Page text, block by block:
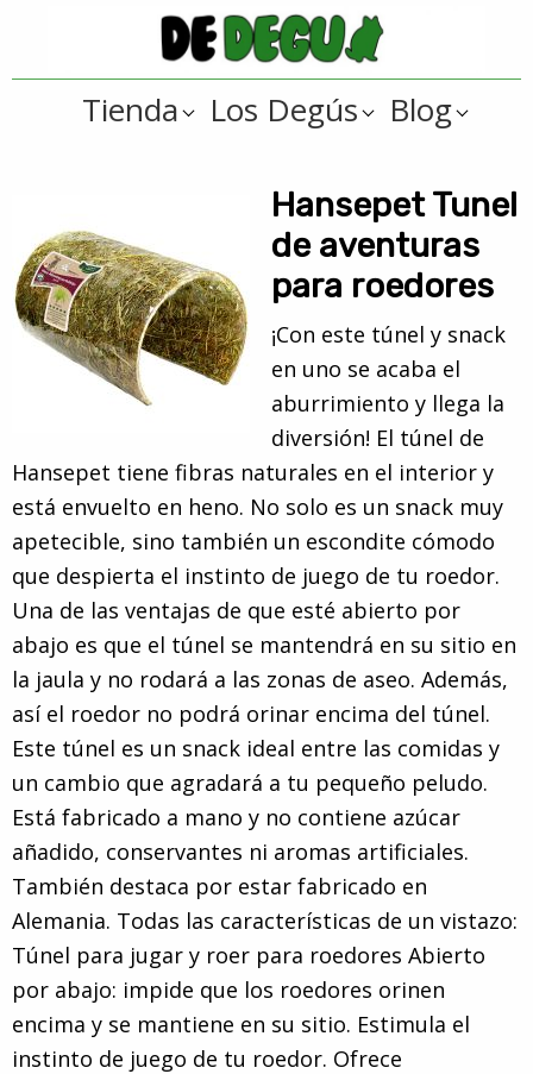
la
navegación
contenido
principal
De
Tienda
online
y
regalos
??
para
degús
Tienda Los Degús Blog
Hansepet Tunel
de aventuras
para roedores
¡Con este túnel y snack
en uno se acaba el
aburrimiento y llega la
diversión! El túnel de
Hansepet tiene fibras naturales en el interior y
está envuelto en heno. No solo es un snack muy
apetecible, sino también un escondite cómodo
que despierta el instinto de juego de tu roedor.
Una de las ventajas de que esté abierto por
abajo es que el túnel se mantendrá en su sitio en
la jaula y no rodará a las zonas de aseo. Además,
así el roedor no podrá orinar encima del túnel.
Este túnel es un snack ideal entre las comidas y
un cambio que agradará a tu pequeño peludo.
Está fabricado a mano y no contiene azúcar
añadido, conservantes ni aromas artificiales.
También destaca por estar fabricado en
Alemania. Todas las características de un vistazo:
Túnel para jugar y roer para roedores Abierto
por abajo: impide que los roedores orinen
encima y se mantiene en su sitio. Estimula el
instinto de juego de tu roedor. Ofrece